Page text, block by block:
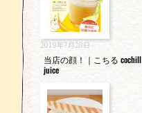
2019年7月28日
当店の顔！｜こちる cochill
juice